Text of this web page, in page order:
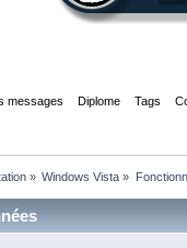
messages Diplome Tags
» Windows Vista »